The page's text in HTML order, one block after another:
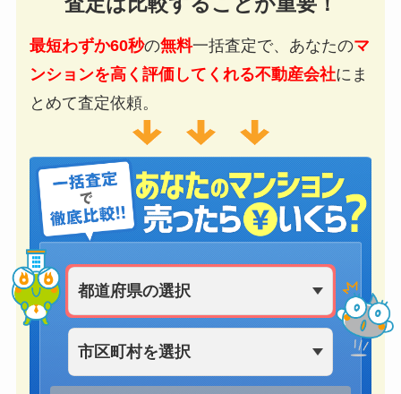
最短わずか60秒の無料一括査定で、あなたのマ
ンションを高く評価してくれる不動産会社にま
とめて査定依頼。